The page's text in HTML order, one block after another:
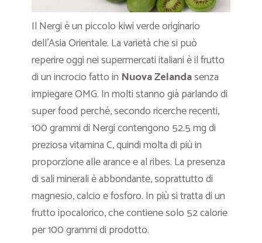
Il Nergi è un piccolo kiwi verde originario
dell’Asia Orientale. La varietà che si può
reperire oggi nei supermercati italiani è il frutto
di un incrocio fatto in Nuova Zelandasenza
impiegare OMG. In molti stanno già parlando di
super food perché, secondo ricerche recenti,
100 grammi di Nergi contengono 52.5 mg di
preziosa vitamina C, quindi molta di più in
proporzione alle arance e al ribes. La presenza
di sali minerali è abbondante, soprattutto di
magnesio, calcio e fosforo. In più si tratta di un
frutto ipocalorico, che contiene solo 52 calorie
per 100 grammi di prodotto.